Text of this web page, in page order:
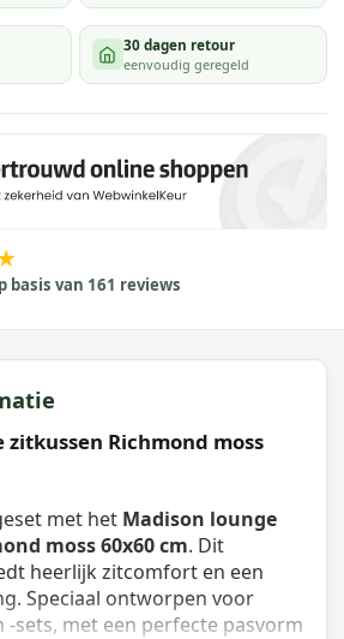
30 dagen retour
eenvoudig geregeld
basis van 161 reviews
Richmond moss
met het Madison lounge
moss 60x60 cm. Dit
heerlijk zitcomfort en een
Speciaal ontworpen voor
-sets, met een perfecte pasvorm